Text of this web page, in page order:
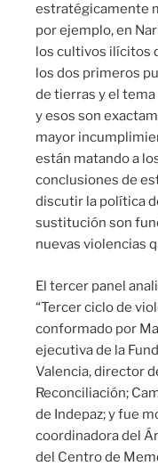
estratégicamente
por ejemplo, en
los cultivos ilícitos
los dos primeros
de tierras y el
y esos son
mayor
están matando a
conclusiones de
discutir la política
sustitución son
nuevas violencias
El tercer panel
“Tercer ciclo de
conformado por
ejecutiva de la
Valencia, director
Reconciliación;
de Indepaz; y fue
coordinadora del
del Centro de